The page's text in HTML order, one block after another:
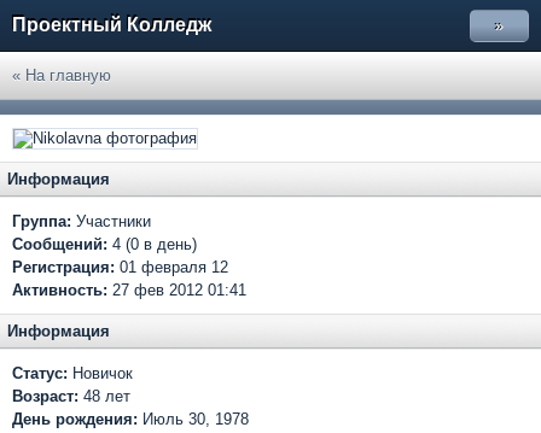
Проектный Колледж »
« На главную
Информация
Группа: Участники
Сообщений: 4 (0 в день)
Регистрация: 01 февраля 12
Активность: 27 фев 2012 01:41
Информация
Статус: Новичок
Возраст: 48 лет
День рождения: Июль 30, 1978